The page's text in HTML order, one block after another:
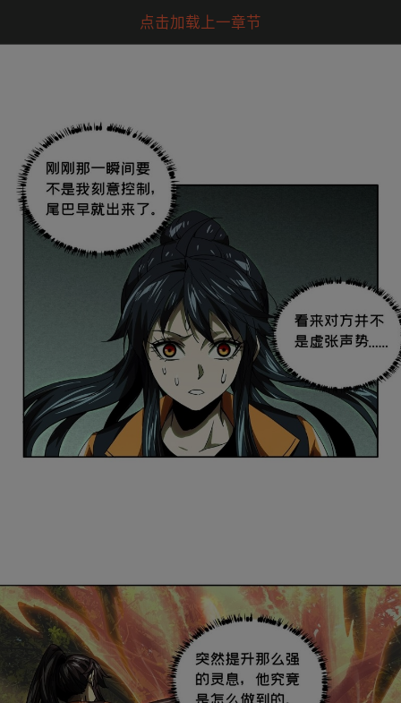
点击加载上一章节